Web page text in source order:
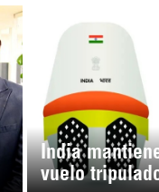
India
vuelo